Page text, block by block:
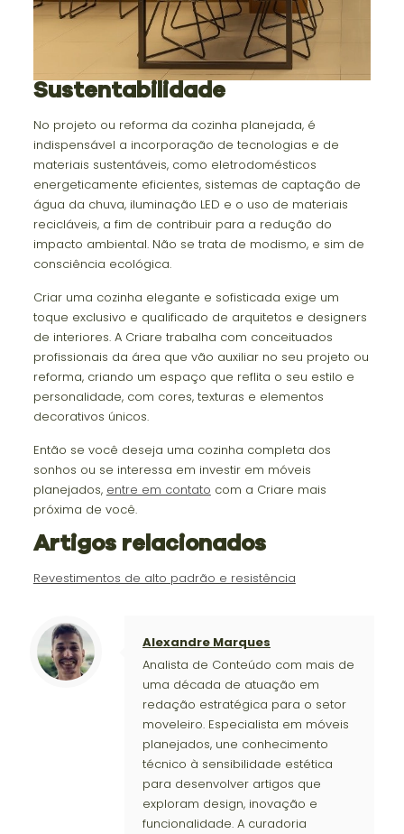
Sustentabilidade
No projeto ou reforma da cozinha planejada, é
indispensável a incorporação de tecnologias e de
materiais sustentáveis, como eletrodomésticos
energeticamente eficientes, sistemas de captação de
água da chuva, iluminação LED e o uso de materiais
recicláveis, a fim de contribuir para a redução do
impacto ambiental. Não se trata de modismo, e sim de
consciência ecológica.
Criar uma cozinha elegante e sofisticada exige um
toque exclusivo e qualificado de arquitetos e designers
de interiores. A Criare trabalha com conceituados
profissionais da área que vão auxiliar no seu projeto ou
reforma, criando um espaço que reflita o seu estilo e
personalidade, com cores, texturas e elementos
decorativos únicos.
Então se você deseja uma cozinha completa dos
sonhos ou se interessa em investir em móveis
planejados, entre em contato com a Criare mais
próxima de você.
Artigos relacionados
Revestimentos de alto padrão e resistência
Alexandre Marques
Analista de Conteúdo com mais de
uma década de atuação em
redação estratégica para o setor
moveleiro. Especialista em móveis
planejados, une conhecimento
técnico à sensibilidade estética
para desenvolver artigos que
exploram design, inovação e
funcionalidade. A curadoria